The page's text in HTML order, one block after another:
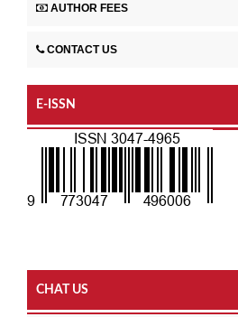
AUTHOR FEES
CONTACT US
E-ISSN
CHAT US